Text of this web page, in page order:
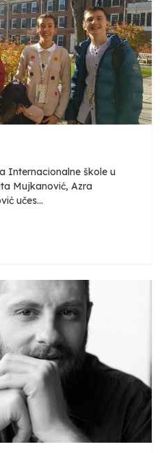
Internacionalne škole u
Mujkanović, Azra
učes...